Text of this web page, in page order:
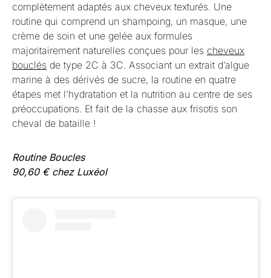
complètement adaptés aux cheveux texturés. Une
routine qui comprend un shampoing, un masque, une
crème de soin et une gelée aux formules
majoritairement naturelles conçues pour les cheveux
bouclés de type 2C à 3C. Associant un extrait d’algue
marine à des dérivés de sucre, la routine en quatre
étapes met l’hydratation et la nutrition au centre de ses
préoccupations. Et fait de la chasse aux frisotis son
cheval de bataille !
Routine Boucles
90,60 € chez Luxéol